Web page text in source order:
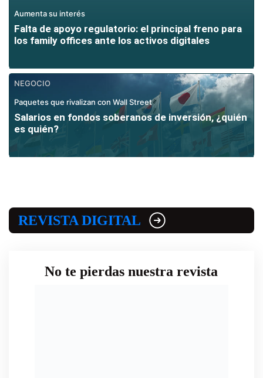
Aumenta su interés
Falta de apoyo regulatorio: el principal freno para
los family offices ante los activos digitales
NEGOCIO
Paquetes que rivalizan con Wall Street
Salarios en fondos soberanos de inversión, ¿quién
es quién?
REVISTA DIGITAL
No te pierdas nuestra revista